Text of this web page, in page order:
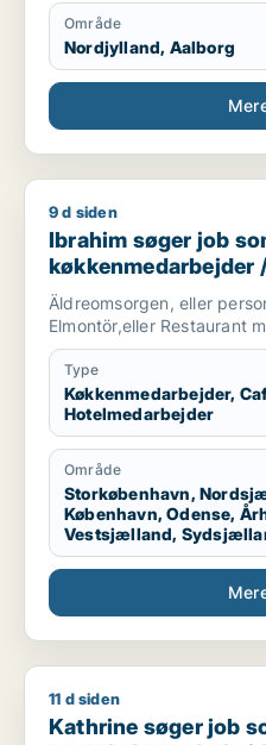
Område
Nordjylland, Aalborg
Ibrahim søger job som
9 d siden
Ibrahim søger job
køkkenmedarbejder
hotelmedarbejder
Äldreomsorgen, eller
Elmontör,eller Restaurant
Type
Køkkenmedarbejder,
Hotelmedarbejder
Område
Storkøbenhavn,
København, Odense,
Vestsjælland,
Sjælland, Hele Jylland,
Kathrine søger job som
11 d siden
Kathrine søger job